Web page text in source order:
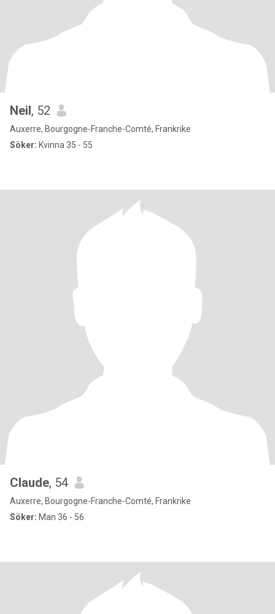
Neil, 52
Auxerre, Bourgogne-Franche-Comté, Frankrike
Söker: Kvinna 35 - 55
Claude, 54
Auxerre, Bourgogne-Franche-Comté, Frankrike
Söker: Man 36 - 56